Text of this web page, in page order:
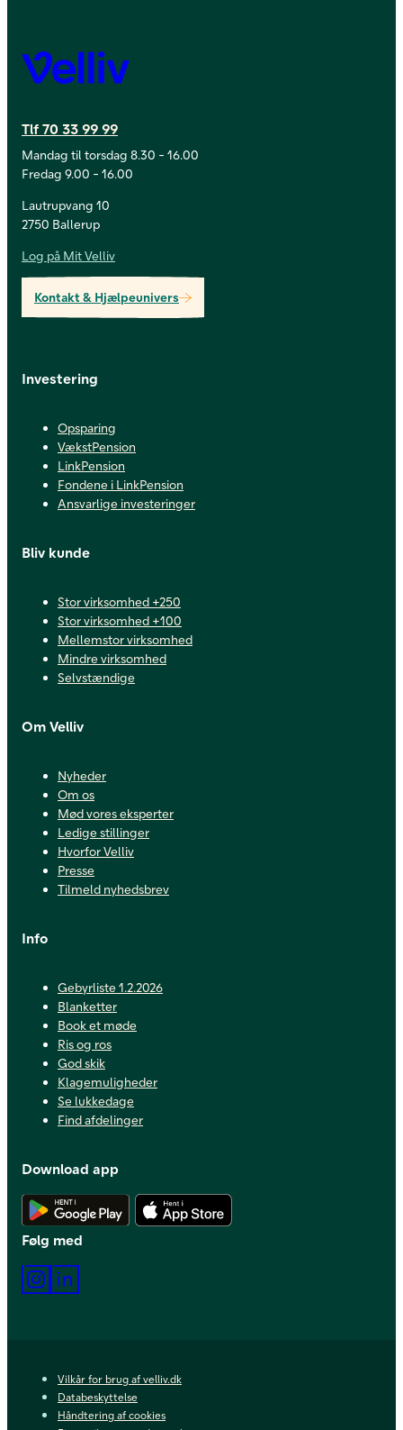
Velliv
Tlf 70 33 99 99
Mandag til torsdag 8.30 - 16.00
Fredag 9.00 - 16.00
Lautrupvang 10
2750 Ballerup
Log på Mit Velliv
Kontakt & Hjælpeunivers
Investering
Opsparing
VækstPension
LinkPension
Fondene i LinkPension
Ansvarlige investeringer
Bliv kunde
Stor virksomhed +250
Stor virksomhed +100
Mellemstor virksomhed
Mindre virksomhed
Selvstændige
Om Velliv
Nyheder
Om os
Mød vores eksperter
Ledige stillinger
Hvorfor Velliv
Presse
Tilmeld nyhedsbrev
Info
Gebyrliste 1.2.2026
Blanketter
Book et møde
Ris og ros
God skik
Klagemuligheder
Se lukkedage
Find afdelinger
Download app
Hent Android app
Følg med
Instagram
Vilkår for brug af velliv.dk
Databeskyttelse
Håndtering af cookies